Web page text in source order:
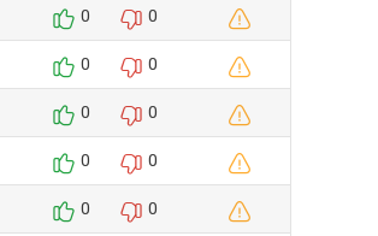
0 0
0 0
0 0
0 0
0 0